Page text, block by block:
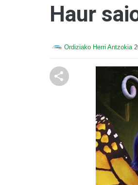
Haur
Ordiziako Herri Antzokia